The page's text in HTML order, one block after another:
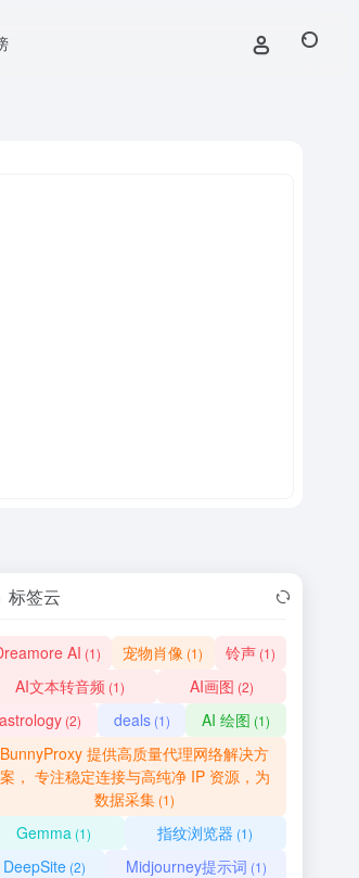
标签云
AI (1) 宠物肖像 (1) 铃声(1)
AI文本转音频 (1) AI画图 (2)
astrology(2) deals(1) AI 绘图 (1)
BunnyProxy 提供高质量代理网络解决方
案， 专注稳定连接与高纯净 IP 资源，为
数据采集 (1)
Gemma (1) 指纹浏览器 (1)
DeepSite(2) Midjourney提示词 (1)